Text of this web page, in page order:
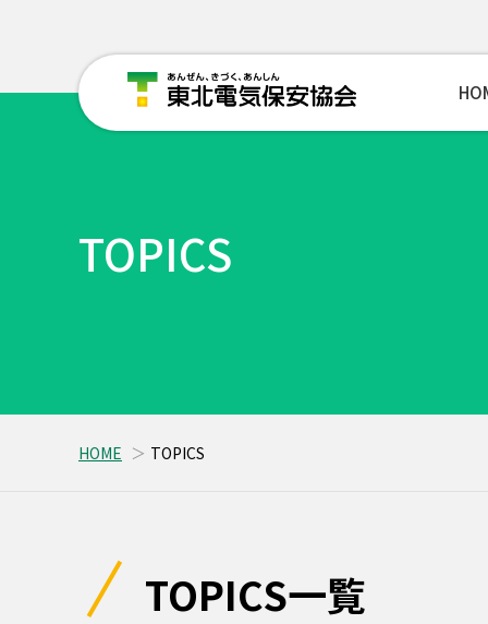
TOPICS
HOME TOPICS
TOPICS一覧